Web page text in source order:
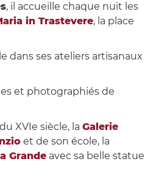
, il accueille chaque nuit les
in Trastevere, la place
dans ses ateliers artisanaux
et photographiés de
du XVIe siècle, la Galerie
et de son école, la
Grande avec sa belle statue